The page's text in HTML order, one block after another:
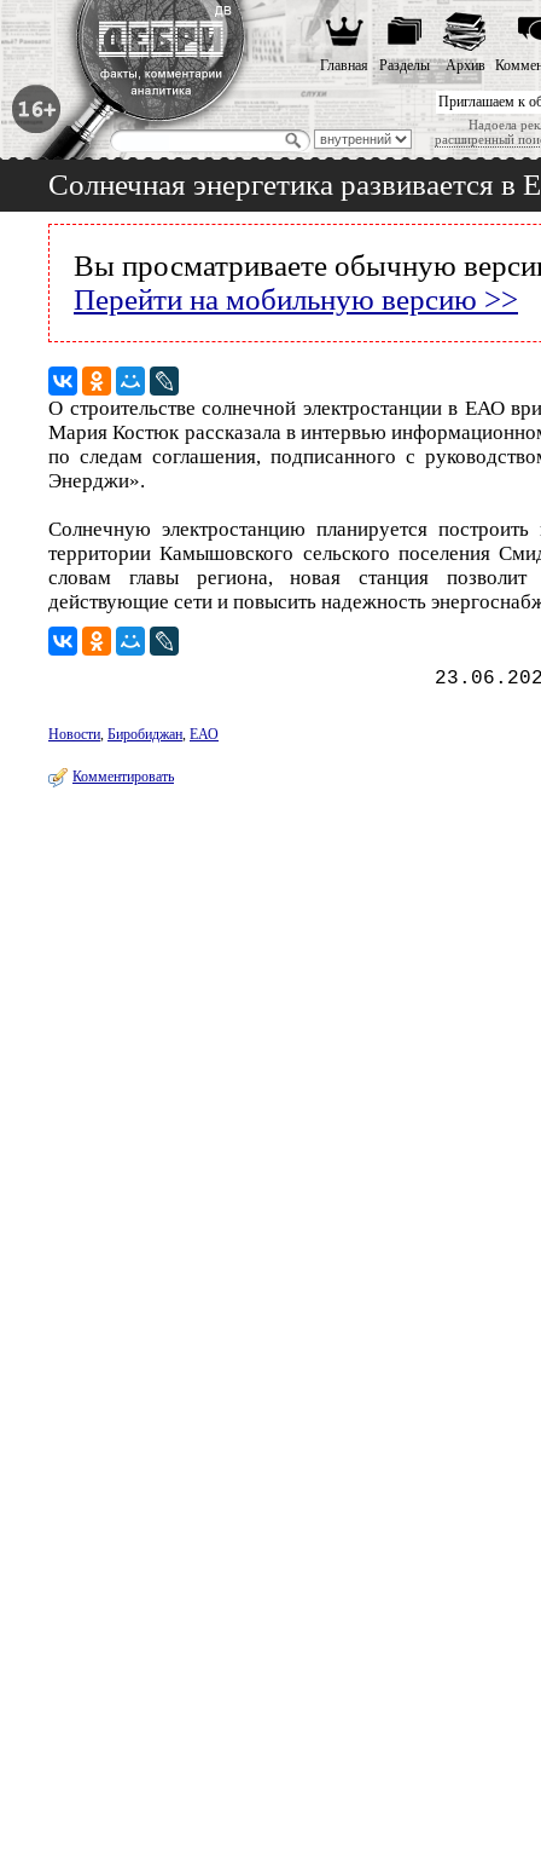
Приглашаем к
Надоела
расширенный
Главная Разделы Архив
Солнечная энергетика развивается в
Вы просматриваете обычную
Перейти на мобильную версию >>
О строительстве солнечной электростанции в ЕАО
Мария Костюк рассказала в интервью
по следам соглашения, подписанного с
Энерджи».
Солнечную электростанцию планируется
территории Камышовского сельского поселения
словам главы региона, новая станция позволит
действующие сети и повысить надежность
Новости, Биробиджан, ЕАО
Комментировать